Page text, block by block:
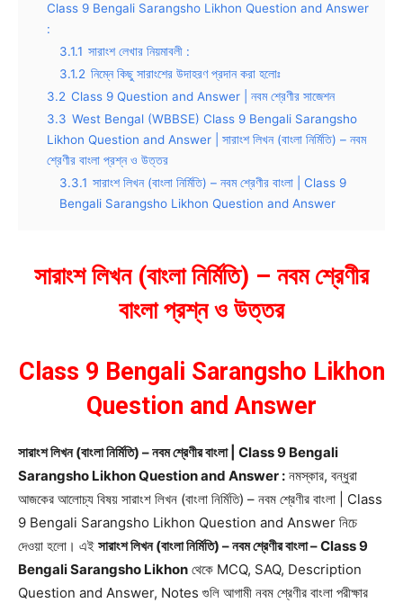
Class 9 Bengali Sarangsho Likhon Question and Answer
:
3.1.1 সারাংশ লেখার নিয়মাবলী :
3.1.2 নিম্নে কিছু সারাংশের উদাহরণ প্রদান করা হলোঃ
3.2 Class 9 Question and Answer | নবম শ্রেণীর সাজেশন
3.3 West Bengal (WBBSE) Class 9 Bengali Sarangsho
Likhon Question and Answer | সারাংশ লিখন (বাংলা নির্মিতি) – নবম
শ্রেণীর বাংলা প্রশ্ন ও উত্তর
3.3.1 সারাংশ লিখন (বাংলা নির্মিতি) – নবম শ্রেণীর বাংলা | Class 9
Bengali Sarangsho Likhon Question and Answer
সারাংশ লিখন (বাংলা নির্মিতি) – নবম শ্রেণীর
বাংলা প্রশ্ন ও উত্তর
Class 9 Bengali Sarangsho Likhon
Question and Answer
সারাংশ লিখন (বাংলা নির্মিতি) – নবম শ্রেণীর বাংলা | Class 9 Bengali
Sarangsho Likhon Question and Answer : নমস্কার, বন্ধুরা
আজকের আলোচ্য বিষয় সারাংশ লিখন (বাংলা নির্মিতি) – নবম শ্রেণীর বাংলা | Class
9 Bengali Sarangsho Likhon Question and Answer নিচে
দেওয়া হলো। এই সারাংশ লিখন (বাংলা নির্মিতি) – নবম শ্রেণীর বাংলা – Class 9
Bengali Sarangsho Likhon থেকে MCQ, SAQ, Description
Question and Answer, Notes গুলি আগামী নবম শ্রেণীর বাংলা পরীক্ষার